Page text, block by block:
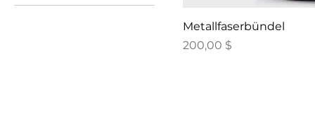
1 Meter
Metallfaserbündel
Preis
200,00 $